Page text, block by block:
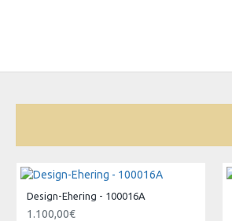
Design-Ehering - 100016A
1.100,00€